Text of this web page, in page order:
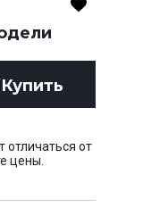
Купить
отличаться от
цены.